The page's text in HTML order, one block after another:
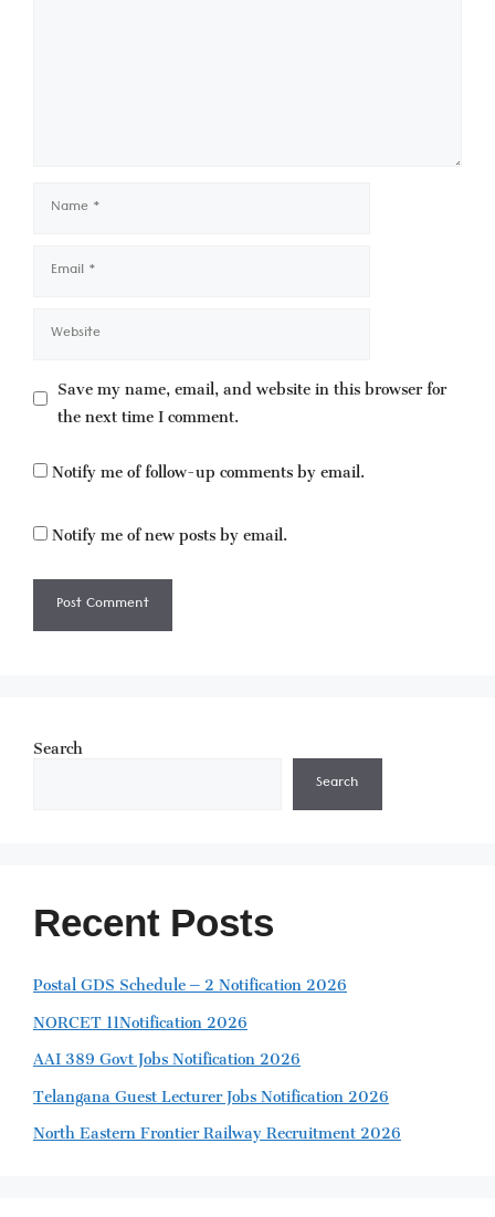
Name
Email
Website
Save my name, email, and website in this browser for
the next time I comment.
Notify me of follow-up comments by email.
Notify me of new posts by email.
Search
Search
Recent Posts
Postal GDS Schedule – 2 Notification 2026
NORCET 11Notification 2026
AAI 389 Govt Jobs Notification 2026
Telangana Guest Lecturer Jobs Notification 2026
North Eastern Frontier Railway Recruitment 2026